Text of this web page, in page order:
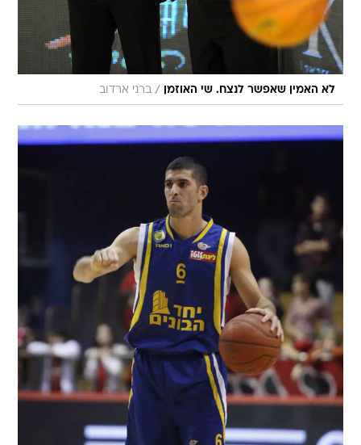
לא האמין שאפשר לנצח. שי האוזמן / ברני ארדוב